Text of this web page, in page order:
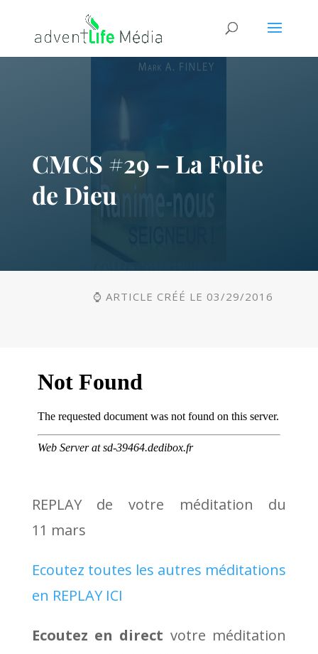
CMCS #29 – La Folie
de Dieu
⌚ ARTICLE CRÉÉ LE 03/29/2016
REPLAY de votre méditation du
11 mars
Ecoutez toutes les autres méditations
en REPLAY ICI
Ecoutez en direct votre méditation